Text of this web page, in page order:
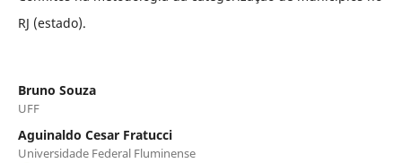
RJ (estado).
Bruno Souza
UFF
Aguinaldo Cesar Fratucci
Universidade Federal Fluminense